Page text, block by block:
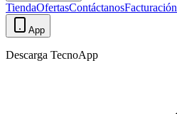
TiendaOfertasContáctanosFacturación
App
Descarga TecnoApp